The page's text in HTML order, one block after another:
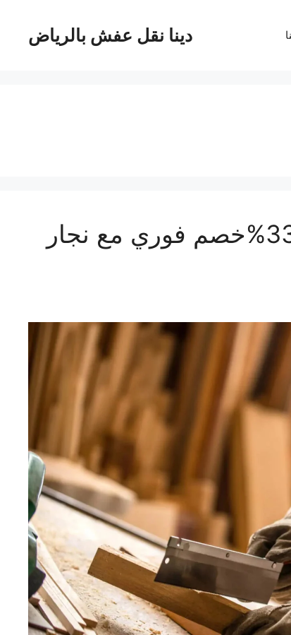
دينا نقل عفش بالرياض
نجار بالرياض|نجار خشب الرياض بـ33%خصم فوري مع نجار